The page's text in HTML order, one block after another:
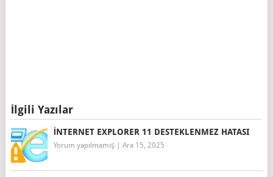
İlgili Yazılar
İNTERNET EXPLORER 11 DESTEKLENMEZ HATASI
Yorum yapılmamış| Ara 15, 2025